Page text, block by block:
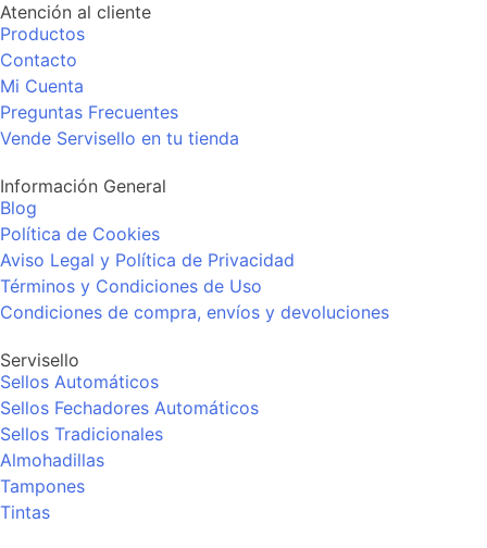
Atención al cliente
Productos
Contacto
Mi Cuenta
Preguntas Frecuentes
Vende Servisello en tu tienda
Información General
Blog
Política de Cookies
Aviso Legal y Política de Privacidad
Términos y Condiciones de Uso
Condiciones de compra, envíos y devoluciones
Servisello
Sellos Automáticos
Sellos Fechadores Automáticos
Sellos Tradicionales
Almohadillas
Tampones
Tintas